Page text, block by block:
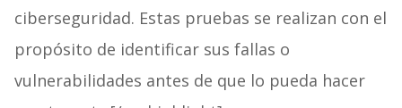
ciberseguridad. Estas pruebas se realizan con el
propósito de identificar sus fallas o
vulnerabilidades antes de que lo pueda hacer